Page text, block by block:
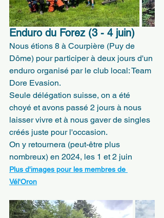
Enduro du Forez (3 - 4 juin)
Nous étions 8 à Courpière (Puy de
Dôme) pour participer à deux jours d'un
enduro organisé par le club local: Team
Dore Evasion.
Seule délégation suisse, on a été
choyé et avons passé 2 jours à nous
laisser vivre et à nous gaver de singles
créés juste pour l'occasion.
On y retournera (peut-être plus
nombreux) en 2024, les 1 et 2 juin
Plus d'images pour les membres de
Vél'Oron